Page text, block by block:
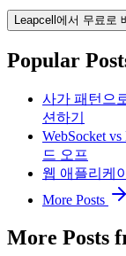
Leapcell에서 무료로
Popular
사가 패턴으
션하기
WebSocket
드 오프
웹 애플리케
More Posts
More Posts